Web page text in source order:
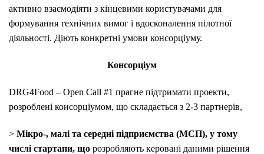
активно взаємодіяти з кінцевими користувачами для
формування технічних вимог і вдосконалення пілотної
діяльності. Діють конкретні умови консорціуму.
Консорціум
DRG4Food – Open Call #1 прагне підтримати проекти,
розроблені консорціумом, що складається з 2-3 партнерів,
> Мікро-, малі та середні підприємства (МСП), у тому
числі стартапи, що розробляють керовані даними рішення